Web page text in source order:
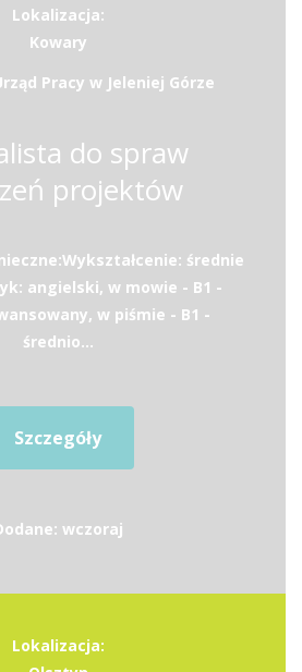
Lokalizacja:
Kowary
Pracy w Jeleniej Górze
do spraw
projektów
średnie
angielski, w mowie - B1 -
w piśmie - B1 -
średnio...
Szczegóły
wczoraj
Lokalizacja: